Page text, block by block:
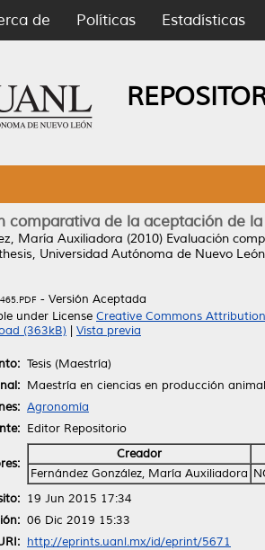
de Políticas Estadísticas
comparativa de la aceptación de
María Auxiliadora (2010) Evaluación
Universidad Autónoma de Nuevo
- Versión Aceptada
under License Creative Commons
(363kB)
Vista previa
Tesis (Maestría)
Maestría en ciencias en producción animal
Agronomía
Editor Repositorio
Creador
Fernández González, María Auxiliadora
19 Jun 2015 17:34
06 Dic 2019 15:33
http://eprints.uanl.mx/id/eprint/5671